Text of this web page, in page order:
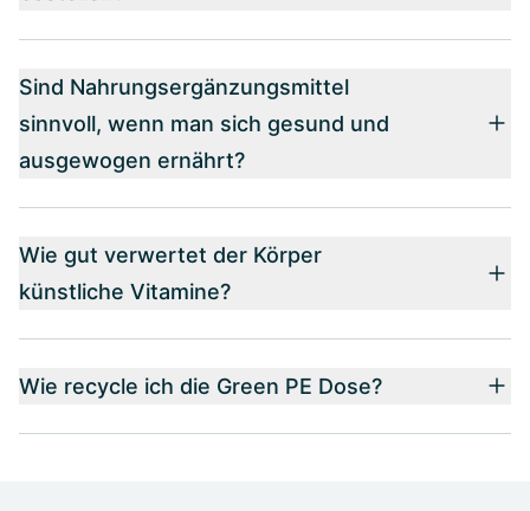
Sind Nahrungsergänzungsmittel
sinnvoll, wenn man sich gesund und
ausgewogen ernährt?
Wie gut verwertet der Körper
künstliche Vitamine?
Wie recycle ich die Green PE Dose?